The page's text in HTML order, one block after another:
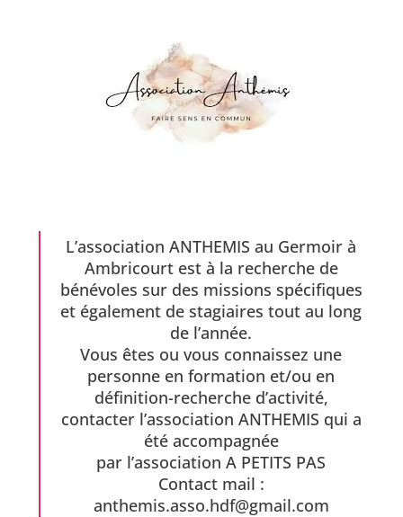
L’association ANTHEMIS au Germoir à
Ambricourt est à la recherche de
bénévoles sur des missions spécifiques
et également de stagiaires tout au long
de l’année.
Vous êtes ou vous connaissez une
personne en formation et/ou en
définition-recherche d’activité,
contacter l’association ANTHEMIS qui a
été accompagnée
par l’association A PETITS PAS
Contact mail :
anthemis.asso.hdf@gmail.com